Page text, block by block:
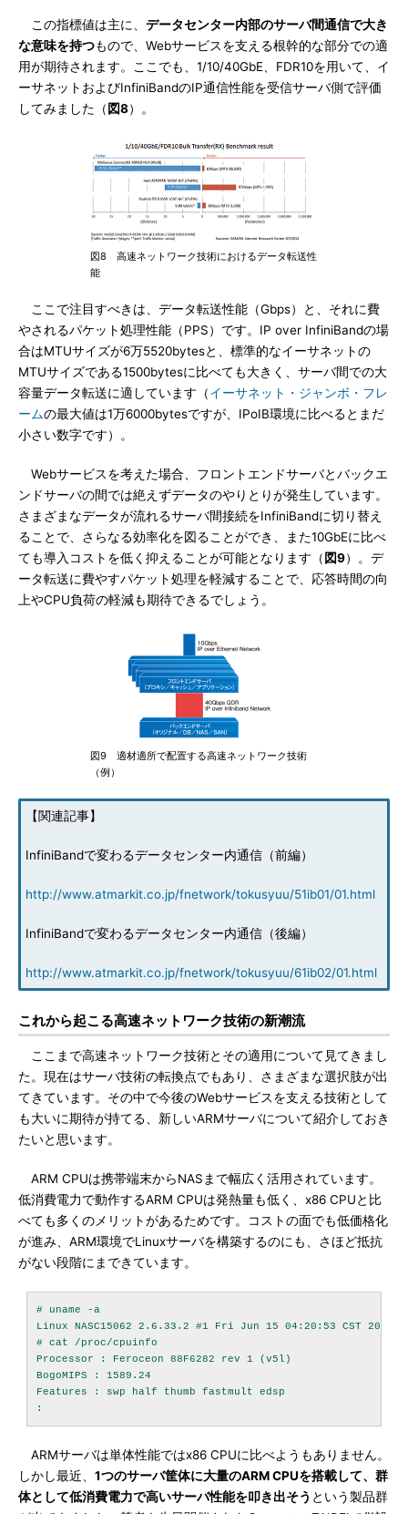
この指標値は主に、 データセンター内部のサーバ間通信で大き
な意味を持つもので、Webサービスを支える根幹的な部分での適
用が期待されます。ここでも、1/10/40GbE、FDR10を用いて、イ
ーサネットおよびInfiniBandのIP通信性能を受信サーバ側で評価
してみました（ 図8）。
図8 高速ネットワーク技術におけるデータ転送性
能
ここで注目すべきは、データ転送性能（Gbps）と、それに費
やされるパケット処理性能（PPS）です。IP over InfiniBandの場
合はMTUサイズが6万5520bytesと、標準的なイーサネットの
MTUサイズである1500bytesに比べても大きく、サーバ間での大
容量データ転送に適しています（イーサネット・ジャンボ・フレ
ームの最大値は1万6000bytesですが、IPoIB環境に比べるとまだ
小さい数字です）。
Webサービスを考えた場合、フロントエンドサーバとバックエ
ンドサーバの間では絶えずデータのやりとりが発生しています。
さまざまなデータが流れるサーバ間接続をInfiniBandに切り替え
ることで、さらなる効率化を図ることができ、また10GbEに比べ
ても導入コストを低く抑えることが可能となります（ 図9）。デ
ータ転送に費やすパケット処理を軽減することで、応答時間の向
上やCPU負荷の軽減も期待できるでしょう。
図9 適材適所で配置する高速ネットワーク技術
（例）
【関連記事】
InfiniBandで変わるデータセンター内通信（前編）
http://www.atmarkit.co.jp/fnetwork/tokusyuu/51ib01/01.html
InfiniBandで変わるデータセンター内通信（後編）
http://www.atmarkit.co.jp/fnetwork/tokusyuu/61ib02/01.html
これから起こる高速ネットワーク技術の新潮流
ここまで高速ネットワーク技術とその適用について見てきまし
た。現在はサーバ技術の転換点でもあり、さまざまな選択肢が出
てきています。その中で今後のWebサービスを支える技術として
も大いに期待が持てる、新しいARMサーバについて紹介しておき
たいと思います。
ARM CPUは携帯端末からNASまで幅広く活用されています。
低消費電力で動作するARM CPUは発熱量も低く、x86 CPUと比
べても多くのメリットがあるためです。コストの面でも低価格化
が進み、ARM環境でLinuxサーバを構築するのにも、さほど抵抗
がない段階にまできています。
# uname -a
Linux NASC15062 2.6.33.2 #1 Fri Jun 15 04:20:53 CST 2012
# cat /proc/cpuinfo
Processor : Feroceon 88F6282 rev 1 (v5l)
BogoMIPS : 1589.24
Features : swp half thumb fastmult edsp
ARMサーバは単体性能ではx86 CPUに比べようもありません。
しかし最近、 1つのサーバ筐体に大量のARM CPUを搭載して、群
体として低消費電力で高いサーバ性能を叩き出そう という製品群